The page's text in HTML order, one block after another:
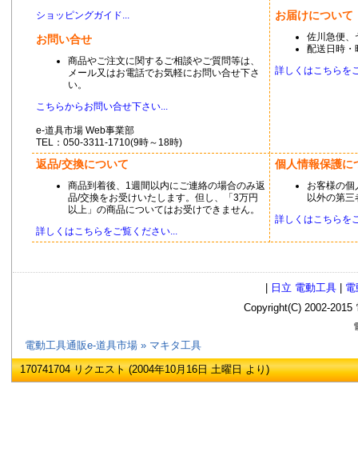
ショッピングガイド...
お問い合せ
商品やご注文に関するご相談やご質問等は、
メール又はお電話でお気軽にお問い合せ下さ
い。
こちらからお問い合せ下さい...
e-道具市場 Web事業部
TEL：050-3311-1710(9時～18時)
お届けについて
佐川急便、
配送日時・
詳しくはこちらを
返品/交換について
商品到着後、1週間以内にご連絡の場合のみ返
品/交換をお受けいたします。但し、「3万円
以上」の商品についてはお受けできません。
詳しくはこちらをご覧ください...
個人情報保護に
お客様の個
以外の第
詳しくはこちらを
日立 電動工具|
Copyright(C) 2002-
電動工具通販e-道具市場 » マキタ工具
170741704 リクエスト (2004年10月16日 土曜日 より)